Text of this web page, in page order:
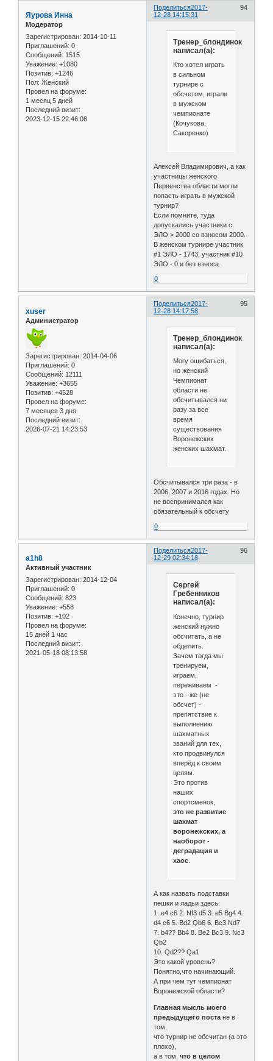
Поделиться 94
2017-
12-28 14:15:31
Яурова Инна
Модератор
Зарегистрирован: 2014-10-11
Приглашений: 0
Сообщений: 1515
Уважение: +1080
Позитив: +1246
Пол: Женский
Провел на форуме:
1 месяц 5 дней
Последний визит:
2023-12-15 22:46:08
Тренер_блондинок
написал(а):
Кто хотел играть
в сильном
турнире с
обсчетом, играли
в мужском
чемпионате
(Кочукова,
Сакоренко)
Алексей Владимирович, а как
участницы женского
Первенства области могли
попасть играть в мужской
турнир?
Если помните, туда
допускались участники с
ЭЛО > 2000 со взносом 2000.
В женском турнире участник
#1 ЭЛО - 1743, участник #10
ЭЛО - 0 и без взноса.
0
Поделиться 95
2017-
12-28 14:17:58
xuser
Администратор
Зарегистрирован: 2014-04-06
Приглашений: 0
Сообщений: 12111
Уважение: +3655
Позитив: +4528
Провел на форуме:
7 месяцев 3 дня
Последний визит:
2026-07-21 14:23:53
Тренер_блондинок
написал(а):
Могу ошибаться,
но женский
Чемпионат
области не
обсчитывался ни
разу за все
время
существования
Воронежских
женских шахмат.
Обсчитывался три раза - в
2006, 2007 и 2016 годах. Но
не воспринимался как
обязательный к обсчету
0
Поделиться 96
2017-
12-29 02:34:18
a1h8
Активный участник
Зарегистрирован: 2014-12-04
Приглашений: 0
Сообщений: 823
Уважение: +558
Позитив: +102
Провел на форуме:
15 дней 1 час
Последний визит:
2021-05-18 08:13:58
Сергей
Гребенников
написал(а):
Конечно, турнир
женский нужно
обсчитать, а не
обделить.
Зачем тогда мы
тренируем,
играем,
переживаем -
это - же (не
обсчет) -
препятствие к
выполнению
шахматных
званий для тех,
кто продвинулся
вперёд к своим
целям.
Это против
наших
спортсменок,
это не развитие
шахмат
воронежских, а
наоборот -
деградация и
хаос.
А как назвать подставки
пешки и ладьи здесь:
1. e4 c6 2. Nf3 d5 3. e5 Bg4 4.
d4 e6 5. Bd2 Qb6 6. Bc3 Nd7
7. b4?? Bb4 8. Be2 Bc3 9. Nc3
Qb2
10. Qd2?? Qa1
Это какой уровень?
Понятно,что начинающий.
А при чем тут чемпионат
Воронежской области?
Главная мысль моего
предыдущего поста не в
том,
что турнир не обсчитан (а этo
плoхo),
а в том, что в целом